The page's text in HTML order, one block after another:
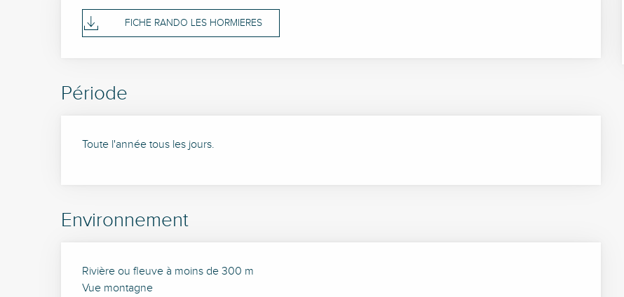
FICHE RANDO LES HORMIERES
Période
Toute l'année tous les jours.
Environnement
Rivière ou fleuve à moins de 300 m
Vue montagne